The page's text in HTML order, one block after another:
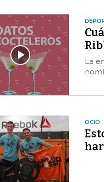
La
OCIO